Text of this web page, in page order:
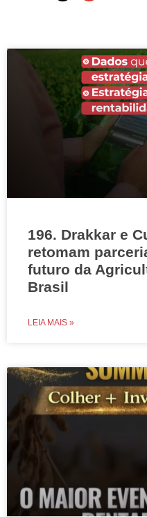
196. Drakkar e
retomam
futuro da
Brasil
LEIA MAIS »